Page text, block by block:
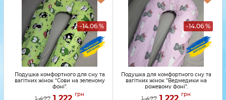
-14.06 %
Подушка комфортного для сну та
вагітних жінок "Сови на зеленому
фоні".
1 422 грн
-14.06 %
Подушка для комфортного сну та
вагітних жінок "Ведмедики на
рожевому фоні".
1 422 грн